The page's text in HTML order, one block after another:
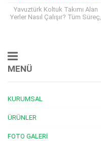
Yavuztürk Koltuk Takımı Alan
Yerler Nasıl Çalışır? Tüm Süreç,
MENÜ
KURUMSAL
ÜRÜNLER
FOTO GALERI